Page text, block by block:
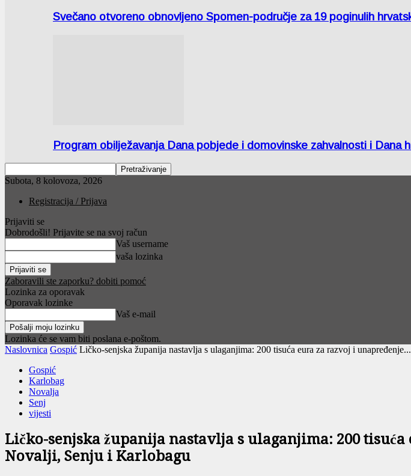
Svečano otvoreno obnovljeno Spomen-područje za 19 poginulih
Program obilježavanja Dana pobjede i domovinske zahvalnosti i Dana
Subota, 8 kolovoza, 2026
Registracija / Prijava
Prijaviti se
Dobrodošli! Prijavite se na svoj račun
Vaš username
vaša lozinka
Zaboravili ste zaporku? dobiti pomoć
Lozinka za oporavak
Oporavak lozinke
Vaš e-mail
Lozinka će se vam biti poslana e-poštom.
Naslovnica Gospić Ličko-senjska županija nastavlja s ulaganjima: 200 tisuća eura za razvoj i unapređenje...
Gospić
Karlobag
Novalja
Senj
vijesti
Ličko-senjska županija nastavlja s ulaganjima: 200
Novalji, Senju i Karlobagu